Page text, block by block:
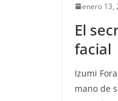
enero 13,
El
facial
Izumi
mano de